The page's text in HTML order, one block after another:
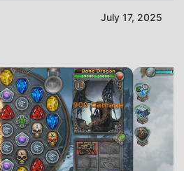
July 17, 2025